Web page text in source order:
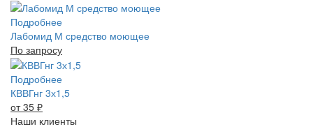
Подробнее
Лабомид М средство моющее
По запросу
Подробнее
КВВГнг 3х1,5
от 35 ₽
Наши клиенты